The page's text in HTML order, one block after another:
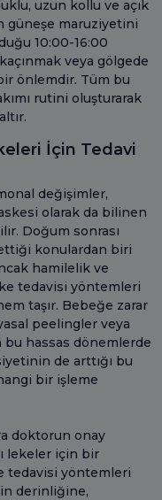
uzun kollu ve açık
güneşe maruziyetini
10:00-16:00
veya gölgede
önlemdir. Tüm bu
rutini oluşturarak
İçin Tedavi
değişimler,
olarak da bilinen
Doğum sonrası
konulardan biri
hamilelik ve
tedavisi yöntemleri
taşır. Bebeğe zarar
peelingler veya
hassas dönemlerde
de arttığı bu
bir işleme
doktorun onay
lekeler için bir
tedavisi yöntemleri
derinliğine,